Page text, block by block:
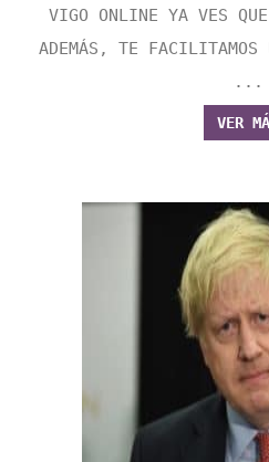
VIGO ONLINE YA VES
ADEMÁS, TE FACILITAMOS
...
VER